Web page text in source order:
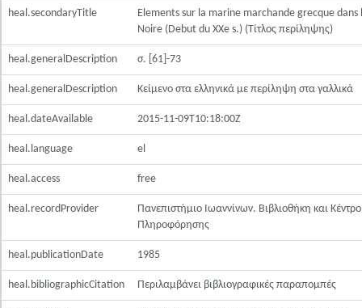
heal.secondaryTitle
Elements sur la marine marchande grecque dans
Noire (Debut du XXe s.) (Τίτλος περίληψης)
heal.generalDescription σ. [61]-73
heal.generalDescription Κείμενο στα ελληνικά με περίληψη στα γαλλικά
heal.dateAvailable 2015-11-09T10:18:00Z
heal.language el
heal.access free
heal.recordProvider
Πανεπιστήμιο Ιωαννίνων. Βιβλιοθήκη και Κέντρο
Πληροφόρησης
heal.publicationDate 1985
heal.bibliographicCitation Περιλαμβάνει βιβλιογραφικές παραπομπές